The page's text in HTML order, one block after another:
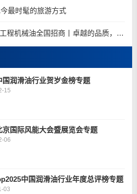
最时髦的旅游方式
10、玉柴马石油-龙护工程机械油全国招商丨卓越的品质，专业的品牌！
国润滑油行业贺岁金榜专题
15
京国际风能大会暨展览会专题
06
中国润滑油行业年度总评榜专题
03